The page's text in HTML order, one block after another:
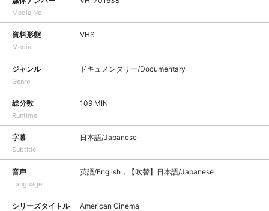
Media No
資料形態
Media
VHS
ジャンル
Genre
ドキュメンタリー/Documentary
総分数
Runtime
109 MIN
字幕
Subtitle
日本語/Japanese
音声
Language
英語/English，【吹替】日本語/Japanese
シリーズタイトル American Cinema